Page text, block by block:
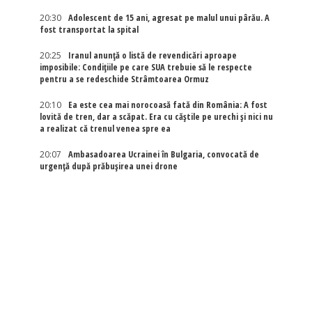
20:30
Adolescent de 15 ani, agresat pe malul unui pârău. A
fost transportat la spital
20:25
Iranul anunță o listă de revendicări aproape
imposibile: Condițiile pe care SUA trebuie să le respecte
pentru a se redeschide Strâmtoarea Ormuz
20:10
Ea este cea mai norocoasă fată din România: A fost
lovită de tren, dar a scăpat. Era cu căștile pe urechi și nici nu
a realizat că trenul venea spre ea
20:07
Ambasadoarea Ucrainei în Bulgaria, convocată de
urgență după prăbușirea unei drone